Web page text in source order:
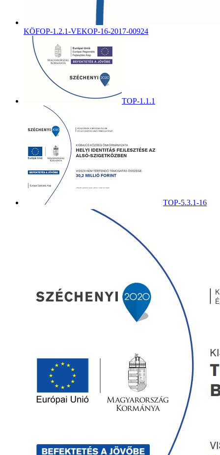
KÖFOP-1.2.1-VEKOP-16-2017-00924
TOP-1.1.1
TOP-5.3.1-16